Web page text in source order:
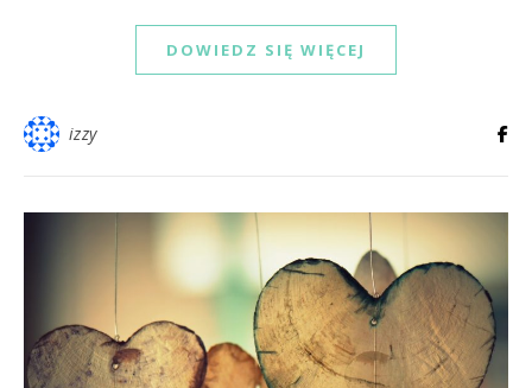
DOWIEDZ SIĘ WIĘCEJ
izzy